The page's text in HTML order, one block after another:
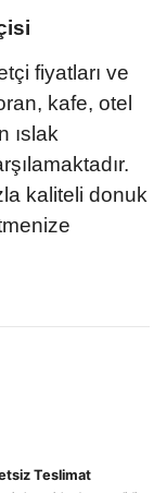
fiyatları ve
kafe, otel
ıslak
kaliteli donuk
Teslimat